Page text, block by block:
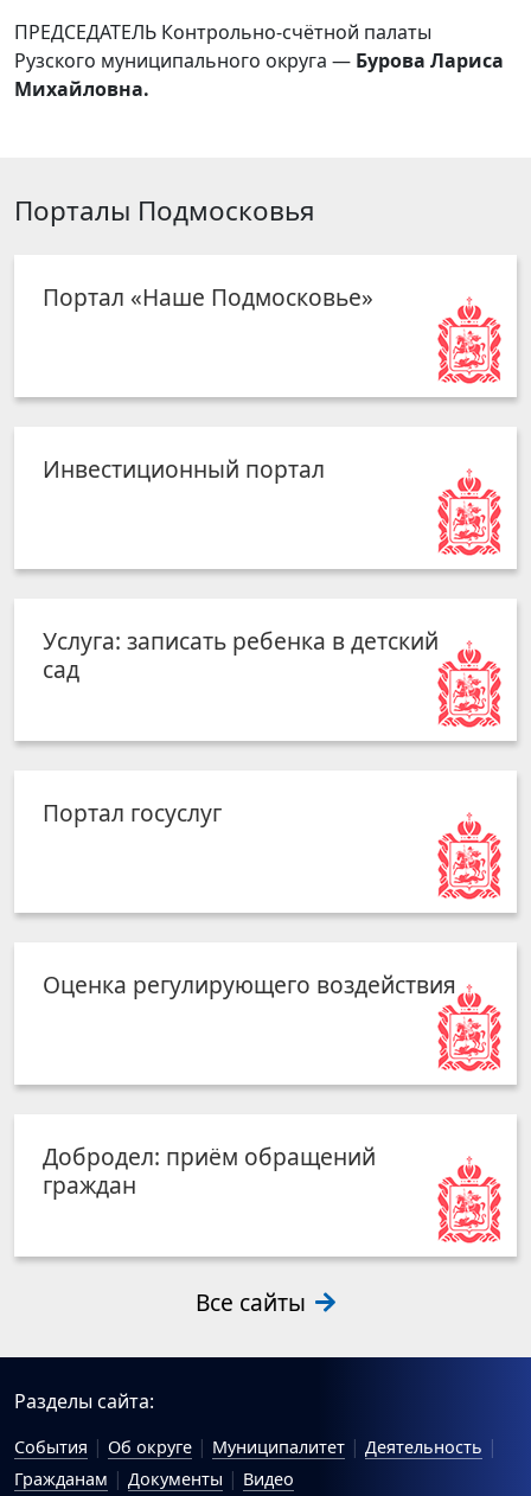
ПРЕДСЕДАТЕЛЬ Контрольно-счётной палаты
Рузского муниципального округа — Бурова Лариса
Михайловна.
Порталы Подмосковья
Портал «Наше Подмосковье»
Инвестиционный портал
Услуга: записать ребенка в детский
сад
Портал госуслуг
Оценка регулирующего воздействия
Добродел: приём обращений
граждан
Все сайты
Разделы сайта:
События Об округе Муниципалитет
Деятельность
Гражданам
Документы Видео